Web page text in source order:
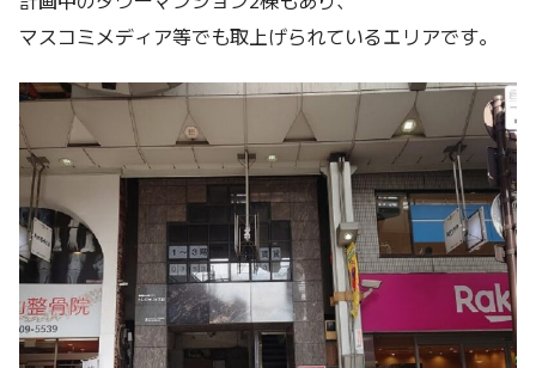
マスコミメディア等でも取上げられているエリアです。